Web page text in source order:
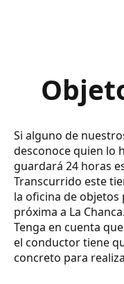
Si alguno de
desconoce quien lo
guardará 24 horas
Transcurrido este
la oficina de objetos
próxima a La Chanca.
Tenga en cuenta
el conductor tiene
concreto para